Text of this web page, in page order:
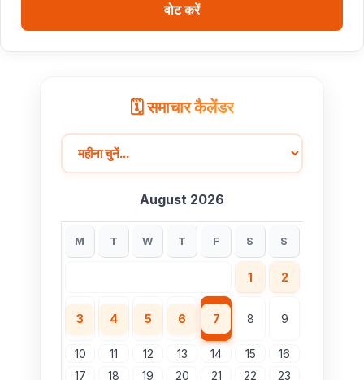
वोट करें
🗓️ समाचार कैलेंडर
August 2026
M T W T F S S
1 2
3 4 5 6 7 8 9
10 11 12 13 14 15
16
17
18 19 20 21 22
23